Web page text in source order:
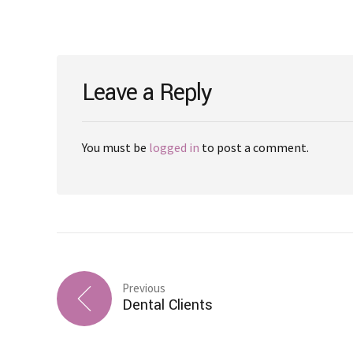
Leave a Reply
You must be logged in to post a comment.
Previous
Dental Clients